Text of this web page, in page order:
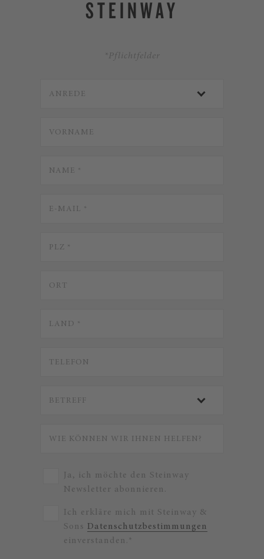
STEINWAY
*Pflichtfelder
Ja, ich möchte den Steinway
Newsletter abonnieren.
Ich erkläre mich mit Steinway &
Sons Datenschutzbestimmungen
einverstanden.*